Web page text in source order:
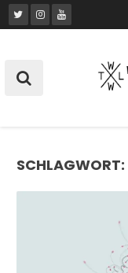
Skip
to
SCHLAGWORT: